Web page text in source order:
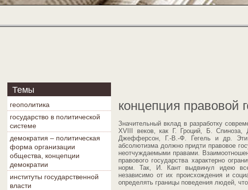
Темы
геополитика
государство в политической
системе
демократия – политическая
форма организации
общества, концепции
демократии
институты государственной
власти
концепция правовой
Значительный вклад в разработку
XVIII веков, как Г. Гроций, Б.
Джефферсон, Г.-В.-Ф. Гегель и др. Эти
абсолютизма должно придти правовое
неотчуждаемыми правами.
правового государства характерно
норм. Так, И. Кант выдвинул идею
независимо от их происхождения и
определять границы поведения людей,